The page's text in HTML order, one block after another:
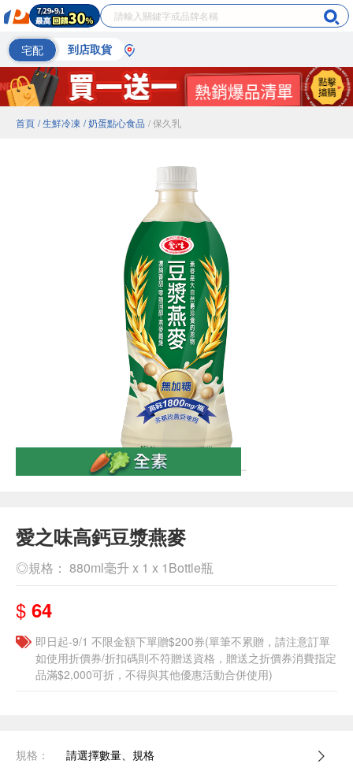
宅配 到店取貨
首頁 / 生鮮冷凍 / 奶蛋點心食品 / 保久乳
愛之味高鈣豆漿燕麥
◎規格： 880ml毫升 x 1 x 1Bottle瓶
$ 64
即日起-9/1 不限金額下單贈$200券(單筆不累贈，請注意訂單
如使用折價券/折扣碼則不符贈送資格，贈送之折價券消費指定
品滿$2,000可折，不得與其他優惠活動合併使用)
規格： 請選擇數量、規格